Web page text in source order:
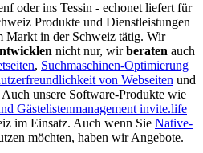
oder ins Tessin - echonet liefert für
Produkte und Dienstleistungen
Markt in der Schweiz tätig. Wir
nicht nur, wirberaten auch
, Suchmaschinen-Optimierung
von Webseiten und
unsere Software-Produkte wie
Gästelistenmanagement invite.life
im Einsatz. Auch wenn Sie Native-
möchten, haben wir Angebote.